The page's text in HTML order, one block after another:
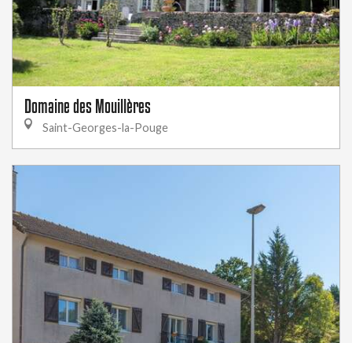
Domaine des Mouillères
Saint-Georges-la-Pouge